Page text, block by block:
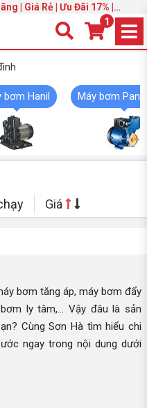
| Giá Rẻ | Ưu Đãi 17% |
1
bơm Hanil Máy bơm
Giá
bơm tăng áp, máy bơm đẩy
ly tâm,... Vậy đâu là sản
Cùng Sơn Hà tìm hiểu chi
ngay trong nội dung dưới